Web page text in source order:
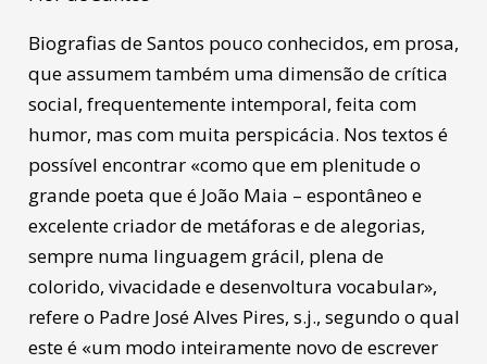
Biografias de Santos pouco conhecidos, em prosa,
que assumem também uma dimensão de crítica
social, frequentemente intemporal, feita com
humor, mas com muita perspicácia. Nos textos é
possível encontrar «como que em plenitude o
grande poeta que é João Maia – espontâneo e
excelente criador de metáforas e de alegorias,
sempre numa linguagem grácil, plena de
colorido, vivacidade e desenvoltura vocabular»,
refere o Padre José Alves Pires, s.j., segundo o qual
este é «um modo inteiramente novo de escrever